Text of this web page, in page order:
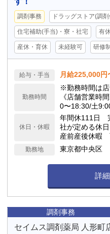
調剤事務 ドラッグストア(調
住宅補助(手当)・寮・社宅 有
産休・育休 未経験可 研修
給与・手当 月給225,000円
勤務時間
※勤務時間は
《店舗営業時
0〜18:30/土
休日・休暇
年間休111日
社が定める休
産前産後休暇
※8連休制度あり
勤務地 東京都中央区
詳
調剤事務
セイムス調剤薬局 人形町